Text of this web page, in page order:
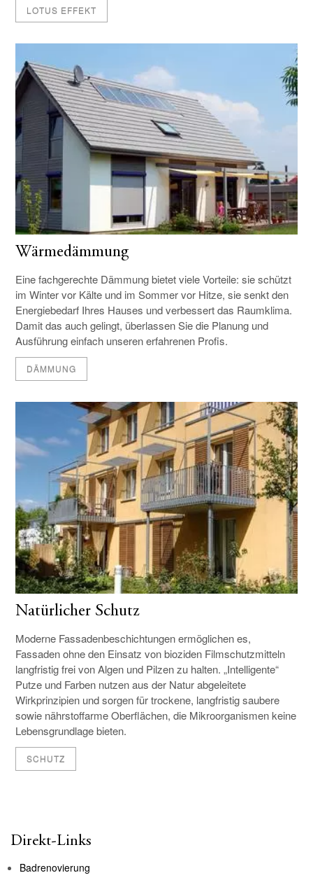
LOTUS EFFEKT
Wärmedämmung
Eine fachgerechte Dämmung bietet viele Vorteile: sie schützt
im Winter vor Kälte und im Sommer vor Hitze, sie senkt den
Energiebedarf Ihres Hauses und verbessert das Raumklima.
Damit das auch gelingt, überlassen Sie die Planung und
Ausführung einfach unseren erfahrenen Profis.
DÄMMUNG
Natürlicher Schutz
Moderne Fassadenbeschichtungen ermöglichen es,
Fassaden ohne den Einsatz von bioziden Filmschutzmitteln
langfristig frei von Algen und Pilzen zu halten. „Intelligente“
Putze und Farben nutzen aus der Natur abgeleitete
Wirkprinzipien und sorgen für trockene, langfristig saubere
sowie nährstoffarme Oberflächen, die Mikroorganismen keine
Lebensgrundlage bieten.
SCHUTZ
Direkt-Links
Badrenovierung